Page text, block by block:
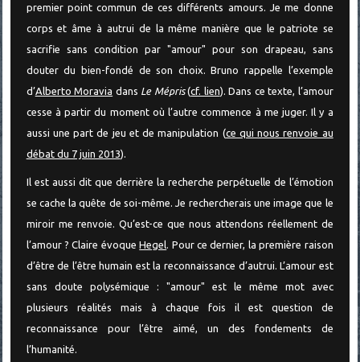
premier point commun de ces différents amours. Je me donne
corps et âme à autrui de la même manière que le patriote se
sacrifie sans condition par "amour" pour son drapeau, sans
douter du bien-fondé de son choix. Bruno rappelle l’exemple
d’Alberto Moravia dans Le Mépris(cf. lien). Dans ce texte, l’amour
cesse à partir du moment où l’autre commence à me juger. Il y a
aussi une part de jeu et de manipulation (ce qui nous renvoie au
débat du 7 juin 2013).
Il est aussi dit que derrière la recherche perpétuelle de l’émotion
se cache la quête de soi-même. Je rechercherais une image que le
miroir me renvoie. Qu’est-ce que nous attendons réellement de
l’amour ? Claire évoqueHegel . Pour ce dernier, la première raison
d’être de l’être humain est la reconnaissance d’autrui. L’amour est
sans doute polysémique : "amour" est le même mot avec
plusieurs réalités mais à chaque fois il est question de
reconnaissance pour l’être aimé, un des fondements de
l’humanité.